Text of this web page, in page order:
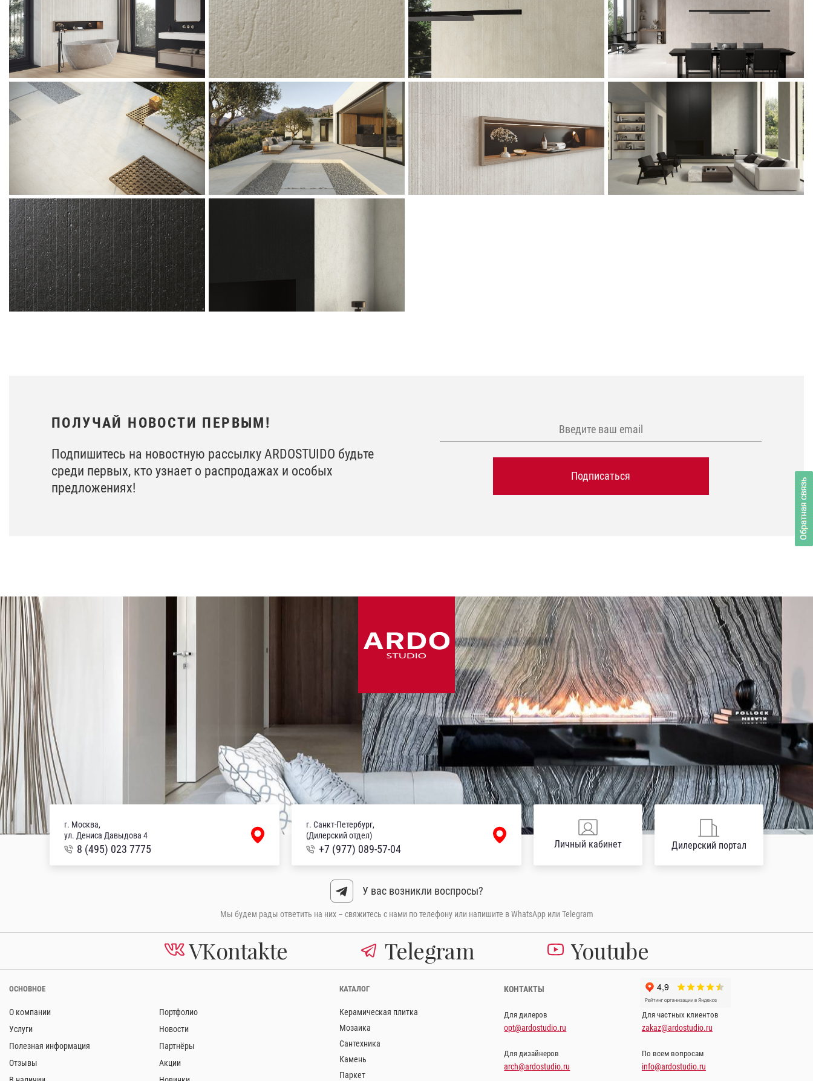
ПОЛУЧАЙ НОВОСТИ ПЕРВЫМ!
Подпишитесь на новостную рассылку ARDOSTUIDO будьте
среди первых, кто узнает о распродажах и особых
предложениях!
Подписаться
г. Москва,
ул. Дениса Давыдова 4
8 (495) 023 7775
г. Санкт-Петербург,
(Дилерский отдел)
+7 (977) 089-57-04 Личный кабинет Дилерский портал
У вас возникли воспросы?
Мы будем рады ответить на них – свяжитесь с нами по телефону или напишите в WhatsApp или Telegram
VKontakte Telegram Youtube
ОСНОВНОЕ
О компании
Портфолио
Услуги
Новости
Полезная информация
Партнёры
Отзывы
Акции
КАТАЛОГ
Керамическая плитка
Мозаика
Сантехника
Камень
Паркет
КОНТАКТЫ
Для дилеров
opt@ardostudio.ru
Для частных клиентов
zakaz@ardostudio.ru
Для дизайнеров
arch@ardostudio.ru
По всем вопросам
info@ardostudio.ru